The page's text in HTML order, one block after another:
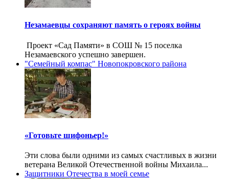
Незамаевцы сохраняют память о героях войны
Проект «Сад Памяти» в СОШ № 15 поселка
Незамаевского успешно завершен.
"Семейный компас" Новопокровского района
«Готовьте шифоньер!»
Эти слова были одними из самых счастливых в жизни
ветерана Великой Отечественной войны Михаила...
Защитники Отечества в моей семье